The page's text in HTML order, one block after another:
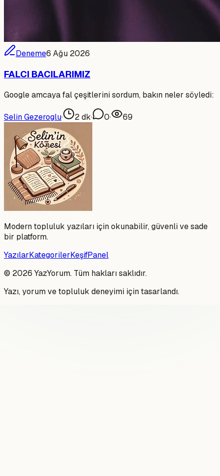
Deneme6 Ağu 2026
FALCI BACILARIMIZ
Google amcaya fal çeşitlerini sordum, bakın neler söyledi:
Selin Gezeroglu· 2dk· 0· 69
Modern topluluk yazıları için okunabilir, güvenli ve sade
bir platform.
YazılarKategorilerKeşifPanel
© 2026 YazYorum. Tüm hakları saklıdır.
Yazı, yorum ve topluluk deneyimi için tasarlandı.